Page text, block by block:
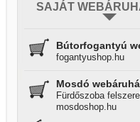
SAJÁT
Bútorfogantyú
fogantyushop.hu
Mosdó
Fürdőszoba
mosdoshop.hu